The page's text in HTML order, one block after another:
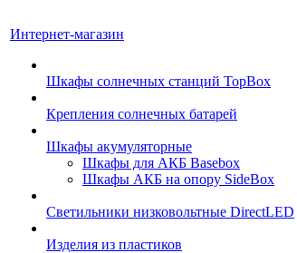
Интернет-магазин
Шкафы солнечных станций TopBox
Крепления солнечных батарей
Шкафы акумуляторные
Шкафы для АКБ Basebox
Шкафы АКБ на опору SideBox
Светильники низковольтные DirectLED
Изделия из пластиков